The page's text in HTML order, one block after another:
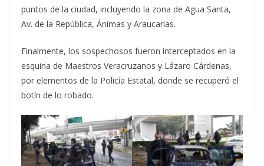
puntos de la ciudad, incluyendo la zona de Agua Santa,
Av. de la República, Ánimas y Araucarias.
Finalmente, los sospechosos fueron interceptados en la
esquina de Maestros Veracruzanos y Lázaro Cárdenas,
por elementos de la Policía Estatal, donde se recuperó el
botín de lo robado.